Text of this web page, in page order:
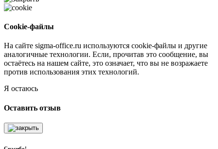
Cookie-файлы
На сайте sigma-office.ru используются cookie-файлы и другие
аналогичные технологии. Если, прочитав это сообщение, вы
остаётесь на нашем сайте, это означает, что вы не возражаете
против использования этих технологий.
Я остаюсь
Оставить отзыв